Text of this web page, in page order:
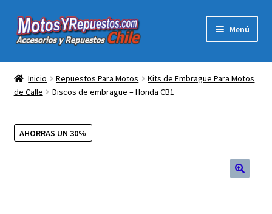
Ir
a
Ir
al
Menú
Acc y Rep Motocross Enduro
el
Electronica Para Motos
Repuestos Para Motos
Inicio Repuestos Para Motos
Kits de Embrague Para Motos
de Calle
Discos de embrague – Honda CB1
AHORRAS UN 30%